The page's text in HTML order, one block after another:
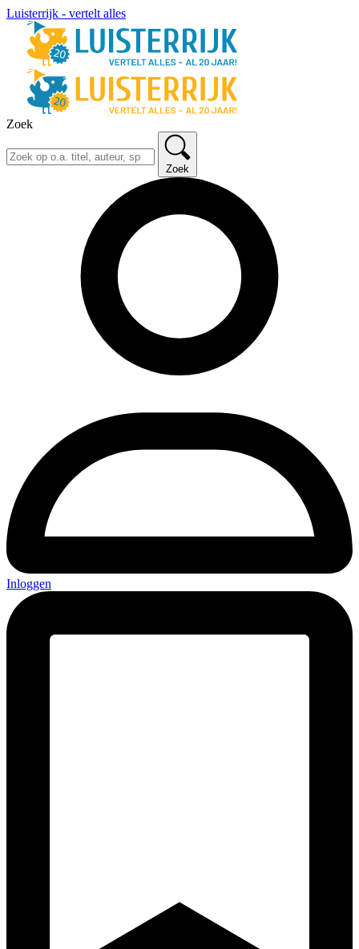
Luisterrijk - vertelt alles
Zoek
Zoek
Inloggen